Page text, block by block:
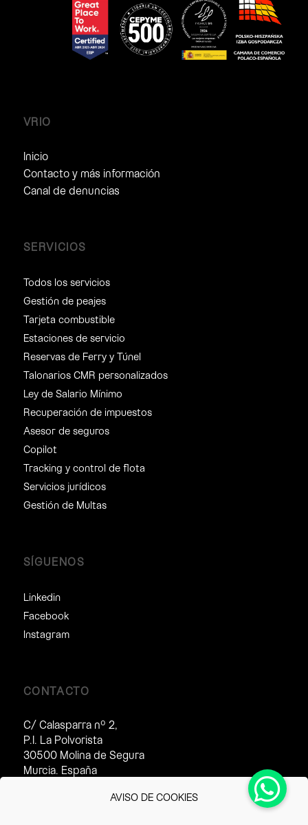
AVISO DE COOKIES
VRIO
Inicio
Contacto y más información
Canal de denuncias
SERVICIOS
Todos los servicios
Gestión de peajes
Tarjeta combustible
Estaciones de servicio
Reservas de Ferry y Túnel
Talonarios CMR personalizados
Ley de Salario Mínimo
Recuperación de impuestos
Asesor de seguros
Copilot
Tracking y control de flota
Servicios jurídicos
Gestión de Multas
SÍGUENOS
Linkedin
Facebook
Instagram
CONTACTO
C/ Calasparra nº 2,
P.I. La Polvorista
30500 Molina de Segura
Murcia. España
Horario de atención al cliente: